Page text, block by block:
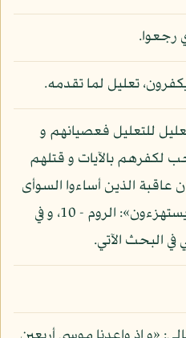
رجعوا.
تعليل لما تقدمه.
للتعليل فعصيانهم و
لكفرهم بالآيات و قتلهم
عاقبة الذين أساءوا السوأى
أن كذبوا بآيات الله و كانوا بها يستهزءون»: الروم - 10، و في
البحث الآتي.